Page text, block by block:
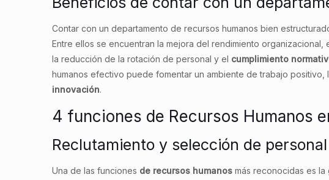
Contar con un departamento de recursos humanos bien
Entre ellos se encuentran la mejora del rendimiento organizacional,
la reducción de la rotación de personal y el cumplimiento
humanos efectivo puede fomentar un ambiente de trabajo positivo,
innovación.
4 funciones de Recursos Humanos
Reclutamiento y selección de personal
Una de las funciones de recursos humanos más reconocidas es